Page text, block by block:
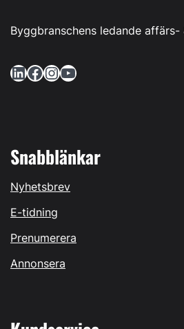
Byggbranschens ledande affärs-
LinkedIn Facebook InstagramYouTube
Snabblänkar
Nyhetsbrev
E-tidning
Prenumerera
Annonsera